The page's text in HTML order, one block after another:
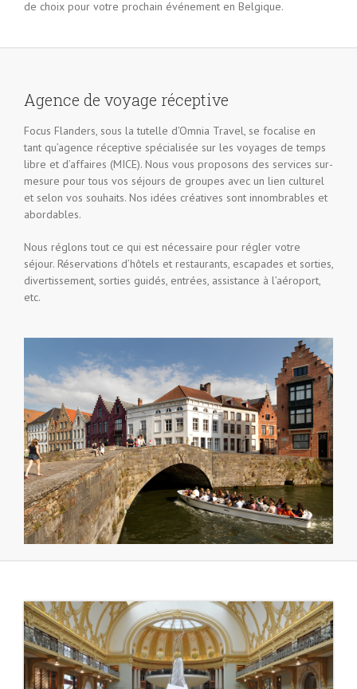
de choix pour votre prochain événement en Belgique.
Agence de voyage réceptive
Focus Flanders, sous la tutelle d’Omnia Travel, se focalise en
tant qu’agence réceptive spécialisée sur les voyages de temps
libre et d’affaires (MICE). Nous vous proposons des services sur-
mesure pour tous vos séjours de groupes avec un lien culturel
et selon vos souhaits. Nos idées créatives sont innombrables et
abordables.
Nous réglons tout ce qui est nécessaire pour régler votre
séjour. Réservations d’hôtels et restaurants, escapades et sorties,
divertissement, sorties guidés, entrées, assistance à l’aéroport,
etc.